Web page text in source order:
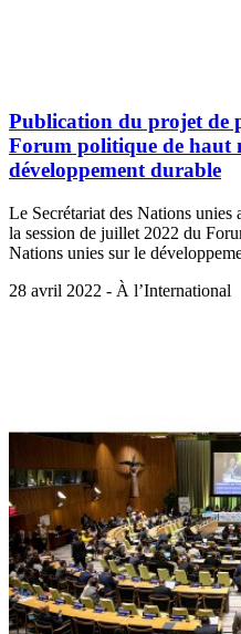
Publication du projet de
Forum politique de haut
développement durable
Le Secrétariat des Nations
la session de juillet 2022 du
Nations unies sur le
28 avril 2022 - À l’International